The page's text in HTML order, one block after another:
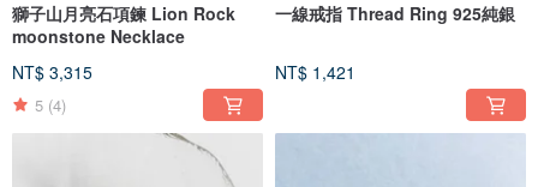
獅子山月亮石項鍊 Lion Rock
moonstone Necklace
NT$ 3,315
5 (4)
一線戒指 Thread Ring 925純銀
NT$ 1,421